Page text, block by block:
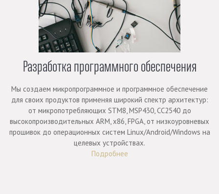
Разработка программного обеспечения
Мы создаем микропрограммное и программное обеспечение
для своих продуктов применяя широкий спектр архитектур:
от микропотребляющих STM8, MSP430, CC2540 до
высокопроизводительных ARM, x86, FPGA, от низкоуровневых
прошивок до операционных систем Linux/Android/Windows на
целевых устройствах.
Подробнее